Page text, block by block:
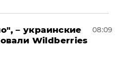
– украинские
Wildberries
08:09